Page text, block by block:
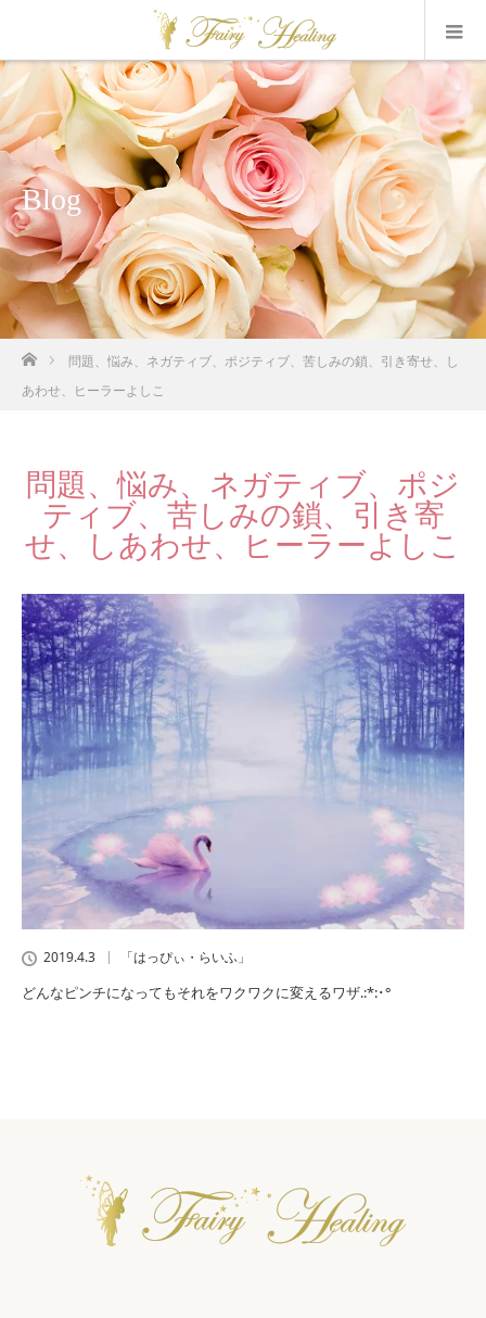
Blog
ホーム問題、悩み、ネガティブ、ポジティブ、苦しみの鎖、引き寄せ、し
あわせ、ヒーラーよしこ
問題、悩み、ネガティブ、ポジ
ティブ、苦しみの鎖、引き寄
せ、しあわせ、ヒーラーよしこ
2019.4.3 「はっぴぃ・らいふ」
どんなピンチになってもそれをワクワクに変えるワザ.:*:･°